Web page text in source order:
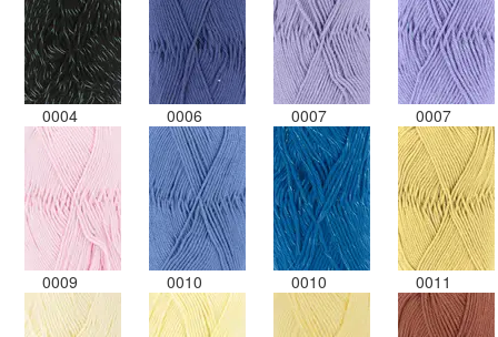
0004 0006 0007 0007
0009 0010 0010 0011